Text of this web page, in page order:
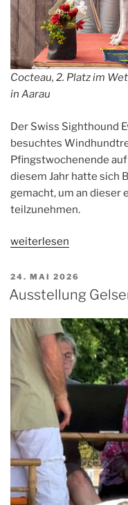
Cocteau, 2. Platz im
in Aarau
Der Swiss Sighthound
besuchtes
Pfingstwochenende
diesem Jahr hatte sich
gemacht, um an dieser
teilzunehmen.
„Schönheit
Leistung
in
Schweiz“
weiterlesen
VERÖFFENTLICHT
AM
24. MAI 2026
Ausstellung